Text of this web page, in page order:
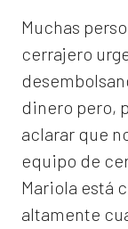
Muchas
cerrajero
dinero pero,
aclarar que
equipo de
Mariola está
altamente